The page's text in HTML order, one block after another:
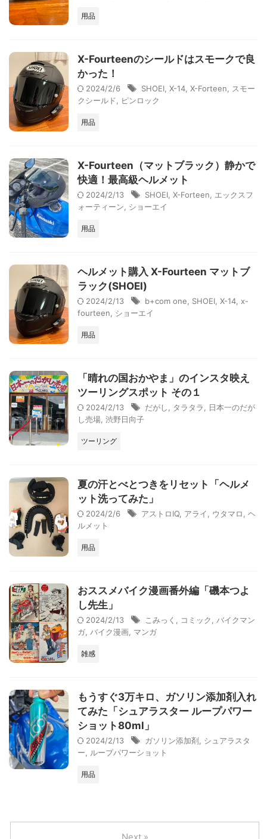
用品
X-Fourteenのシールドはスモークで良
かった！
2024/2/6 SHOEI X-14 X-Forteen
スモー
クシールド
ピンロック
用品
X-Fourteen（マットブラック）静かで
快適！最高級ヘルメット
2024/2/13 SHOEI X-Forteen
エックスフ
ォーティーン
ショーエイ
用品
ヘルメット購入 X-Fourteen マットブ
ラック(SHOEI)
2024/2/13 b+com one SHOEI X-14 x-
fourteen
ショーエイ
用品
「晴れの国おかやま」のインスタ映え
ツーリングスポット その１
2024/2/13 だがし タラタラ
日本一のだが
し売場 渋野日向子
ツーリング
夏の汗とべとつきをリセット「ヘルメ
ット洗ってみた」
2024/2/6 アストロIQ アライ ウタマロ
ヘ
ルメット
用品
おススメバイク漫画番外編「磯本つよ
し先生」
2024/2/13 こみっく コミック
バイクマン
ガ バイク漫画 マンガ
雑感
もうすぐ3万キロ、ガソリン添加剤入れ
てみた「シュアラスター ループパワー
ショット80ml」
2024/2/13 ガソリン添加剤
シュアラスタ
ー
ループパワーショット
用品